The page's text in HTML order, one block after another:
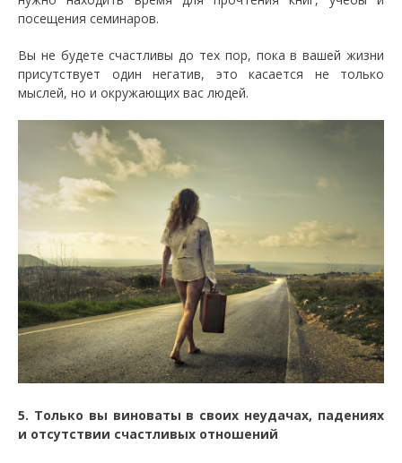
посещения семинаров.
Вы не будете счастливы до тех пор, пока в вашей жизни
присутствует один негатив, это касается не только
мыслей, но и окружающих вас людей.
5. Только вы виноваты в своих неудачах, падениях
и отсутствии счастливых отношений